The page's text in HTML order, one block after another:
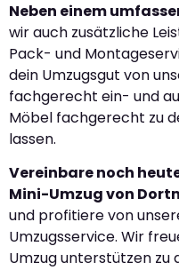
Neben einem
wir auch zusätzliche
Pack- und
dein Umzugsgut von
fachgerecht ein- und
Möbel fachgerecht zu
lassen.
Vereinbare noch
Mini-Umzug von
und profitiere von
Umzugsservice. Wir
Umzug unterstützen zu